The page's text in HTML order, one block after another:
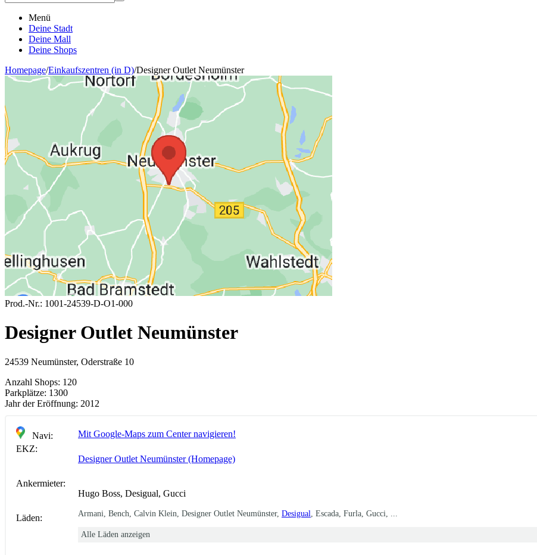
Menü
Deine Stadt
Deine Mall
Deine Shops
Homepage/Einkaufszentren (in D)/Designer Outlet Neumünster
Prod.-Nr.: 1001-24539-D-O1-000
Designer Outlet Neumünster
24539 Neumünster, Oderstraße 10
Anzahl Shops: 120
Parkplätze: 1300
Jahr der Eröffnung: 2012
Navi:
Mit Google-Maps zum Center navigieren!
EKZ:
Designer Outlet Neumünster (Homepage)
Ankermieter:
Hugo Boss, Desigual, Gucci
Läden: Armani, Bench, Calvin Klein, Designer Outlet Neumünster, Desigual , Escada, Furla, Gucci, ...
Alle Läden anzeigen